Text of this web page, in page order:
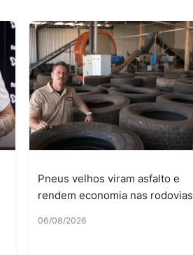
Pneus velhos viram asfalto e
rendem economia nas rodovias
06/08/2026